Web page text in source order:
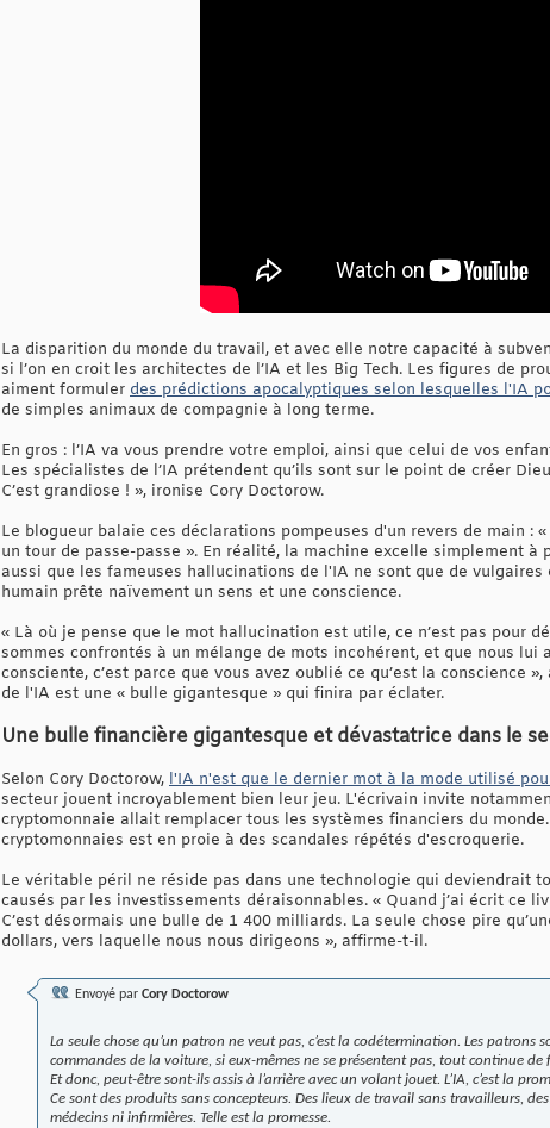
La disparition du monde du travail, et avec elle notre capacité à
si l’on en croit les architectes de l’IA et les Big Tech. Les figures de
aiment formuler des prédictions apocalyptiques selon lesquelles l'IA
de simples animaux de compagnie à long terme.
En gros : l’IA va vous prendre votre emploi, ainsi que celui de vos
Les spécialistes de l’IA prétendent qu’ils sont sur le point de créer
C’est grandiose ! », ironise Cory Doctorow.
Le blogueur balaie ces déclarations pompeuses d'un revers de main :
un tour de passe-passe ». En réalité, la machine excelle simplement
aussi que les fameuses hallucinations de l'IA ne sont que de
humain prête naïvement un sens et une conscience.
« Là où je pense que le mot hallucination est utile, ce n’est pas pour
sommes confrontés à un mélange de mots incohérent, et que nous lui
consciente, c’est parce que vous avez oublié ce qu’est la
de l'IA est une « bulle gigantesque » qui finira par éclater.
Une bulle financière gigantesque et dévastatrice dans le
Selon Cory Doctorow, l'IA n'est que le dernier mot à la mode utilisé
secteur jouent incroyablement bien leur jeu. L'écrivain invite
cryptomonnaie allait remplacer tous les systèmes financiers du
cryptomonnaies est en proie à des scandales répétés d'escroquerie.
Le véritable péril ne réside pas dans une technologie qui deviendrait
causés par les investissements déraisonnables. « Quand j’ai écrit ce
C’est désormais une bulle de 1 400 milliards. La seule chose pire
dollars, vers laquelle nous nous dirigeons », affirme-t-il.
Envoyé par Cory Doctorow
La seule chose qu’un patron ne veut pas, c’est la codétermination. Les
commandes de la voiture, si eux-mêmes ne se présentent pas, tout continue
Et donc, peut-être sont-ils assis à l’arrière avec un volant jouet. L’IA, c’est la
Ce sont des produits sans concepteurs. Des lieux de travail sans travailleurs,
médecins ni infirmières. Telle est la promesse.